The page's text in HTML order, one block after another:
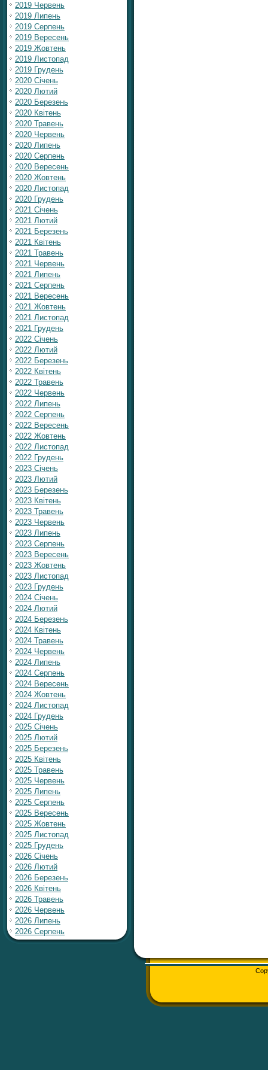
2019 Червень
2019 Липень
2019 Серпень
2019 Вересень
2019 Жовтень
2019 Листопад
2019 Грудень
2020 Січень
2020 Лютий
2020 Березень
2020 Квітень
2020 Травень
2020 Червень
2020 Липень
2020 Серпень
2020 Вересень
2020 Жовтень
2020 Листопад
2020 Грудень
2021 Січень
2021 Лютий
2021 Березень
2021 Квітень
2021 Травень
2021 Червень
2021 Липень
2021 Серпень
2021 Вересень
2021 Жовтень
2021 Листопад
2021 Грудень
2022 Січень
2022 Лютий
2022 Березень
2022 Квітень
2022 Травень
2022 Червень
2022 Липень
2022 Серпень
2022 Вересень
2022 Жовтень
2022 Листопад
2022 Грудень
2023 Січень
2023 Лютий
2023 Березень
2023 Квітень
2023 Травень
2023 Червень
2023 Липень
2023 Серпень
2023 Вересень
2023 Жовтень
2023 Листопад
2023 Грудень
2024 Січень
2024 Лютий
2024 Березень
2024 Квітень
2024 Травень
2024 Червень
2024 Липень
2024 Серпень
2024 Вересень
2024 Жовтень
2024 Листопад
2024 Грудень
2025 Січень
2025 Лютий
2025 Березень
2025 Квітень
2025 Травень
2025 Червень
2025 Липень
2025 Серпень
2025 Вересень
2025 Жовтень
2025 Листопад
2025 Грудень
2026 Січень
2026 Лютий
2026 Березень
2026 Квітень
2026 Травень
2026 Червень
2026 Липень
2026 Серпень